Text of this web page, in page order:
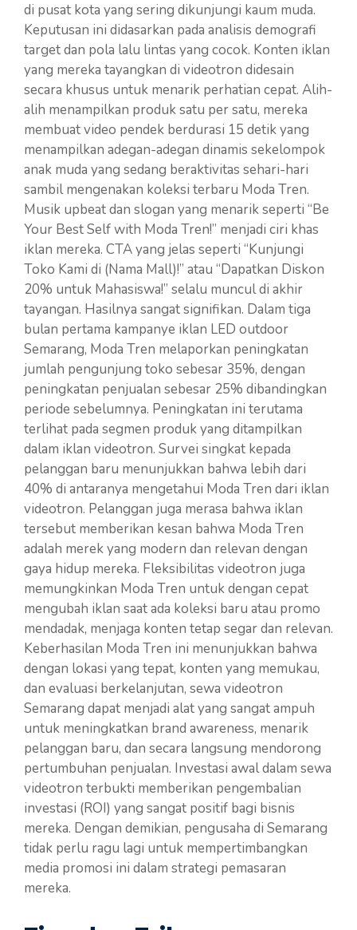
di pusat kota yang sering dikunjungi kaum muda.
Keputusan ini didasarkan pada analisis demografi
target dan pola lalu lintas yang cocok. Konten iklan
yang mereka tayangkan di videotron didesain
secara khusus untuk menarik perhatian cepat. Alih-
alih menampilkan produk satu per satu, mereka
membuat video pendek berdurasi 15 detik yang
menampilkan adegan-adegan dinamis sekelompok
anak muda yang sedang beraktivitas sehari-hari
sambil mengenakan koleksi terbaru Moda Tren.
Musik upbeat dan slogan yang menarik seperti “Be
Your Best Self with Moda Tren!” menjadi ciri khas
iklan mereka. CTA yang jelas seperti “Kunjungi
Toko Kami di (Nama Mall)!” atau “Dapatkan Diskon
20% untuk Mahasiswa!” selalu muncul di akhir
tayangan. Hasilnya sangat signifikan. Dalam tiga
bulan pertama kampanye iklan LED outdoor
Semarang, Moda Tren melaporkan peningkatan
jumlah pengunjung toko sebesar 35%, dengan
peningkatan penjualan sebesar 25% dibandingkan
periode sebelumnya. Peningkatan ini terutama
terlihat pada segmen produk yang ditampilkan
dalam iklan videotron. Survei singkat kepada
pelanggan baru menunjukkan bahwa lebih dari
40% di antaranya mengetahui Moda Tren dari iklan
videotron. Pelanggan juga merasa bahwa iklan
tersebut memberikan kesan bahwa Moda Tren
adalah merek yang modern dan relevan dengan
gaya hidup mereka. Fleksibilitas videotron juga
memungkinkan Moda Tren untuk dengan cepat
mengubah iklan saat ada koleksi baru atau promo
mendadak, menjaga konten tetap segar dan relevan.
Keberhasilan Moda Tren ini menunjukkan bahwa
dengan lokasi yang tepat, konten yang memukau,
dan evaluasi berkelanjutan, sewa videotron
Semarang dapat menjadi alat yang sangat ampuh
untuk meningkatkan brand awareness, menarik
pelanggan baru, dan secara langsung mendorong
pertumbuhan penjualan. Investasi awal dalam sewa
videotron terbukti memberikan pengembalian
investasi (ROI) yang sangat positif bagi bisnis
mereka. Dengan demikian, pengusaha di Semarang
tidak perlu ragu lagi untuk mempertimbangkan
media promosi ini dalam strategi pemasaran
mereka.